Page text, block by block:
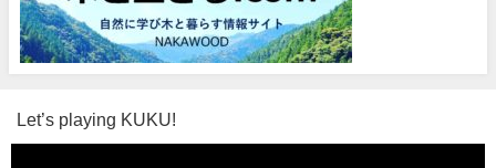
Let’s playing KUKU!